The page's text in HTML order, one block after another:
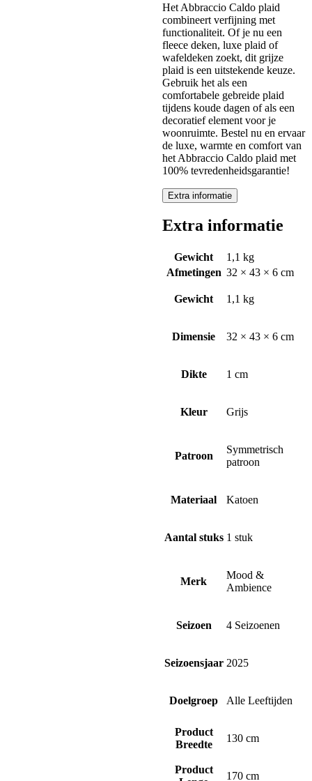
Het Abbraccio Caldo plaid
combineert verfijning met
functionaliteit. Of je nu een
fleece deken, luxe plaid of
wafeldeken zoekt, dit grijze
plaid is een uitstekende keuze.
Gebruik het als een
comfortabele gebreide plaid
tijdens koude dagen of als een
decoratief element voor je
woonruimte. Bestel nu en ervaar
de luxe, warmte en comfort van
het Abbraccio Caldo plaid met
100% tevredenheidsgarantie!
Extra informatie
Extra informatie
Gewicht
1,1 kg
Afmetingen 32 × 43 × 6 cm
Gewicht 1,1 kg
Dimensie 32 × 43 × 6 cm
Dikte 1 cm
Kleur Grijs
Patroon
Symmetrisch
patroon
Materiaal Katoen
Aantal stuks 1 stuk
Merk
Mood &
Ambience
Seizoen 4 Seizoenen
Seizoensjaar 2025
Doelgroep Alle Leeftijden
Product
Breedte
130 cm
Product
170 cm